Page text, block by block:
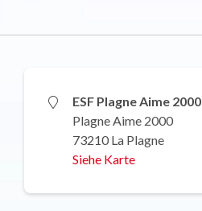
ESF Plagne Aime 2000
Plagne Aime 2000
73210 La Plagne
Siehe Karte